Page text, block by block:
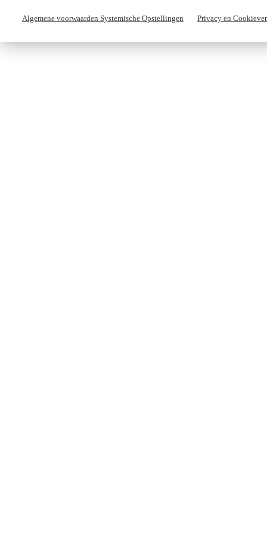
Algemene voorwaarden Systemische Opstellingen Privacy en